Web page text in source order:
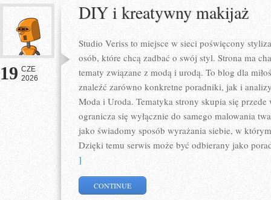
19 CZE
2026
DIY i kreatywny makijaż
Studio Veriss to miejsce w sieci poświęcony
osób, które chcą zadbać o swój styl. Strona ma
tematy związane z modą i urodą. To blog dla
znaleźć zarówno konkretne poradniki, jak i
Moda i Uroda. Tematyka strony skupia się
ogranicza się wyłącznie do samego malowania
jako świadomy sposób wyrażania siebie, w
Dzięki temu serwis może być odbierany jako
]
CONTINUE